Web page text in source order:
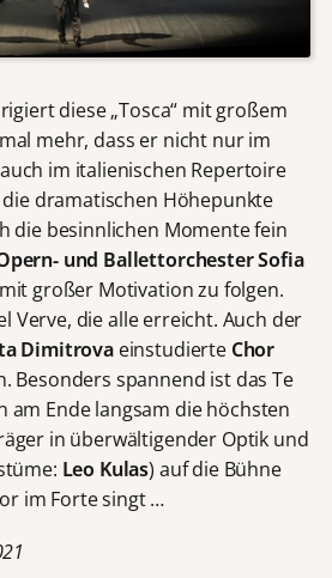
diese „Tosca“ mit großem
mehr, dass er nicht nur im
im italienischen Repertoire
dramatischen Höhepunkte
die besinnlichen Momente fein
und Ballettorchester Sofia
großer Motivation zu folgen.
Verve, die alle erreicht. Auch der
Dimitrovaeinstudierte Chor
Besonders spannend ist das Te
am Ende langsam die höchsten
in überwältigender Optik und
Leo Kulas) auf die Bühne
im Forte singt …